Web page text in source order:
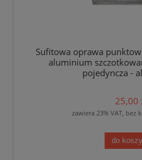
Sufitowa oprawa
aluminium
pojedyncza -
25,00
zawiera 23% VAT, bez
do